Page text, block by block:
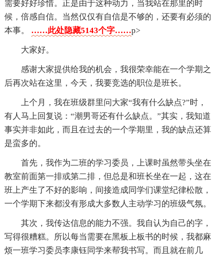
需要好好珍惜。正是由于这种动力，当我站在那里的时
候，倍感自信。当然仅仅有自信是不够的，还要有必须的
本事。 ……此处隐藏5143个字……p>
大家好。
感谢大家提供给我的机会，我很荣幸能在一个学期之
后再次站在这里，今天，我要竞选的职位是班长。
上个月，我在班级群里问大家“我有什么缺点?”时，
有人马上回复说：“潮男哥还有什么缺点。”其实，我知道
事实并非如此，而且在过去的一个学期里，我的缺点还算
是蛮多的。
首先，我作为二班的学习委员，上课时虽然带头坐在
教室前面第一排或第二排，但总是和班长坐在一起，这在
班上产生了不好的影响，间接造成同学们课堂纪律松散，
一个学期下来都没有形成大多数人主动学习的班级气氛。
其次，我传达信息的能力不强。我自认为自己的字，
写得很糟糕。所以每当需要在黑板上板书的时候，我都麻
烦一班学习委员李康钰同学来帮我书写。而且就在前几